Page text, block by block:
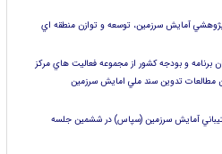
آمايش سرزمين، توسعه و توازن منطقه اي
برنامه و بودجه كشور از مجموعه فعاليت هاي مركز
آمايش سرزمين (سپاس) در ششمين جلسه